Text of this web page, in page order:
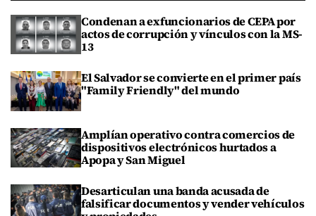
Condenan a exfuncionarios de CEPA por
actos de corrupción y vínculos con la MS-
13
El Salvador se convierte en el primer país
"Family Friendly" del mundo
Amplían operativo contra comercios de
dispositivos electrónicos hurtados a
Apopa y San Miguel
Desarticulan una banda acusada de
falsificar documentos y vender vehículos